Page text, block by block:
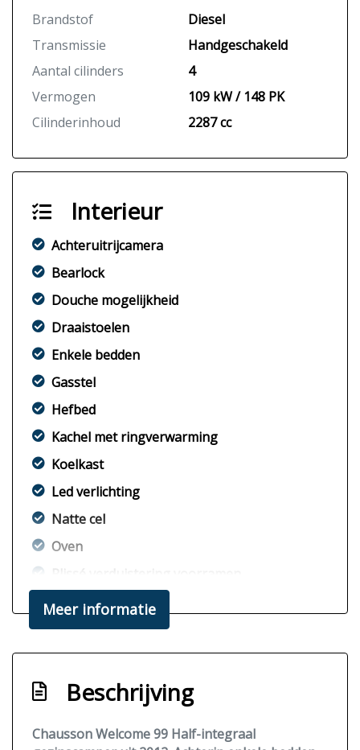
Brandstof
Diesel
Transmissie
Handgeschakeld
Aantal cilinders
4
Vermogen
109 kW / 148 PK
Cilinderinhoud
2287 cc
Interieur
Achteruitrijcamera
Bearlock
Douche mogelijkheid
Draaistoelen
Enkele bedden
Gasstel
Hefbed
Kachel met ringverwarming
Koelkast
Led verlichting
Natte cel
Oven
Ringverwarming diesel
Standkachel
Tv
Exterieur
Cruise-control
Euro 5 motor
Meer informatie
Beschrijving
Chausson Welcome 99 Half-integraal